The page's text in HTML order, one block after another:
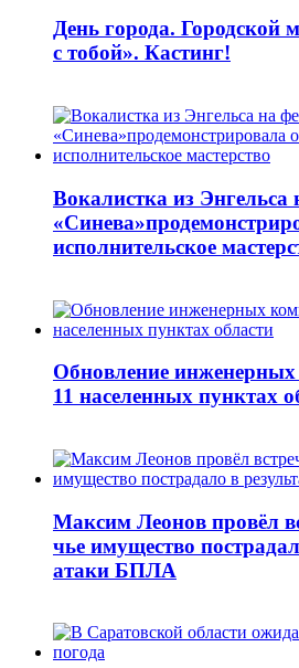
День города. Городской
с тобой». Кастинг!
Вокалистка из Энгельса
исполнительское
Обновление
11 населенных пунктах
Максим Леонов провёл
чье имущество
атаки БПЛА